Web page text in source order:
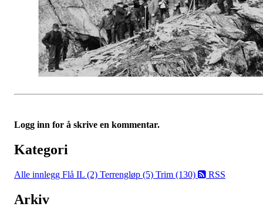
Logg inn for å skrive en kommentar.
Kategori
Alle innlegg Flå IL (2) Terrengløp (5) Trim (130) RSS
Arkiv